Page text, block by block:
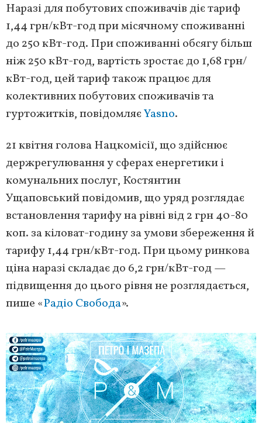
Наразі для побутових споживачів діє тариф
1,44 грн/кВт-год при місячному споживанні
до 250 кВт-год. При споживанні обсягу більш
ніж 250 кВт-год, вартість зростає до 1,68 грн/
кВт-год, цей тариф також працює для
колективних побутових споживачів та
гуртожитків, повідомляєYasno.
21 квітня голова Нацкомісії, що здійснює
держрегулювання у сферах енергетики і
комунальних послуг, Костянтин
Ущаповський повідомив, що уряд розглядає
встановлення тарифу на рівні від 2 грн 40-80
коп. за кіловат-годину за умови збереження й
тарифу 1,44 грн/кВт-год. При цьому ринкова
ціна наразі складає до 6,2 грн/кВт-год —
підвищення до цього рівня не розглядається,
пише «Радіо Свобода».